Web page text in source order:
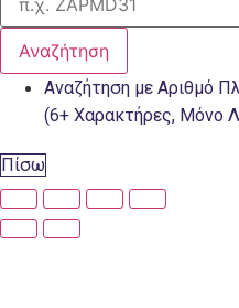
Αναζήτηση
Αναζήτηση με Αριθμό
(6+ Χαρακτήρες, Μόνο
Πίσω